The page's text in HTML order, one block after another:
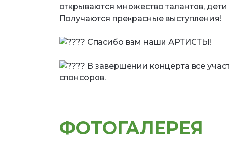
открываются множество талантов,
Получаются прекрасные выступления!
Спасибо вам наши АРТИСТЫ!
В завершении концерта все
спонсоров.
ФОТОГАЛЕРЕЯ